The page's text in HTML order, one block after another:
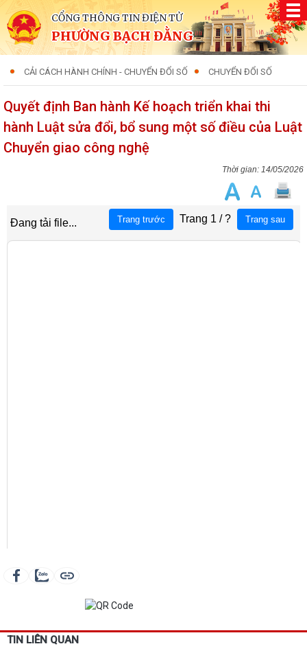
CỔNG THÔNG TIN ĐIỆN TỬ
PHƯỜNG BẠCH ĐẰNG
CẢI CÁCH HÀNH CHÍNH - CHUYỂN ĐỔI SỐ CHUYỂN ĐỔI SỐ
Quyết định Ban hành Kế hoạch triển khai thi
hành Luật sửa đổi, bổ sung một số điều của Luật
Chuyển giao công nghệ
14/05/2026
TIN LIÊN QUAN